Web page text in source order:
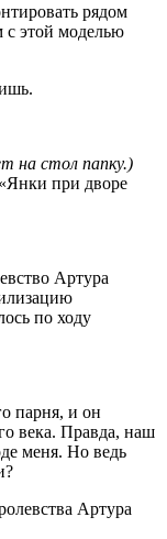
рядом
этой моделью
на стол папку.)
при дворе
Артура
по ходу
парня, и он
века. Правда, наш
меня. Но ведь
Артура